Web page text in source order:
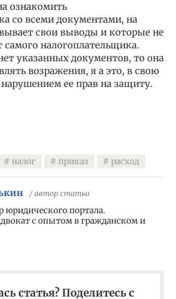
ознакомить
со всеми документами, на
свои выводы и которые не
налогоплательщика.
указанных документов, то она
возражения, я а это, в свою
нарушением ее прав на защиту.
налог приказ расход
/ автор статьи
юридического портала.
с опытом в гражданском и
статья? Поделитесь с